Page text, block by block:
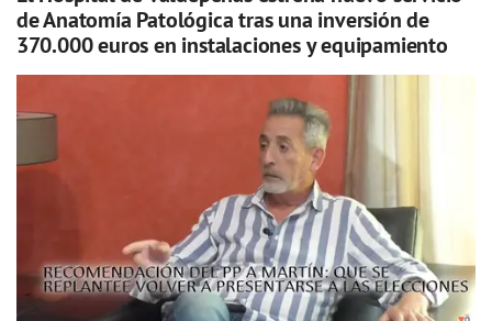
de Anatomía Patológica tras una inversión de
370.000 euros en instalaciones y equipamiento